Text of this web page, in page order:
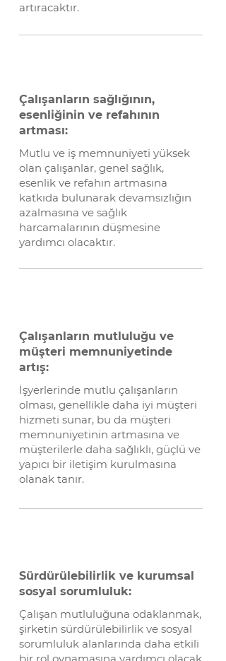
artıracaktır.
Çalışanların sağlığının,
esenliğinin ve refahının
artması:
Mutlu ve iş memnuniyeti yüksek
olan çalışanlar, genel sağlık,
esenlik ve refahın artmasına
katkıda bulunarak devamsızlığın
azalmasına ve sağlık
harcamalarının düşmesine
yardımcı olacaktır.
Çalışanların mutluluğu ve
müşteri memnuniyetinde
artış:
İşyerlerinde mutlu çalışanların
olması, genellikle daha iyi müşteri
hizmeti sunar, bu da müşteri
memnuniyetinin artmasına ve
müşterilerle daha sağlıklı, güçlü ve
yapıcı bir iletişim kurulmasına
olanak tanır.
Sürdürülebilirlik ve kurumsal
sosyal sorumluluk:
Çalışan mutluluğuna odaklanmak,
şirketin sürdürülebilirlik ve sosyal
sorumluluk alanlarında daha etkili